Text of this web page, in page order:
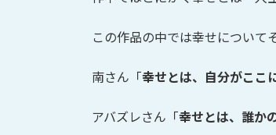
この作品の中では幸せについて
南さん「幸せとは、自分がここ
アバズレさん「幸せとは、誰か